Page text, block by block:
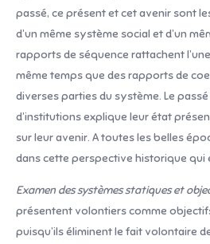
passé, ce présent et cet avenir sont
d’un même système social et d’un
rapports de séquence rattachent
même temps que des rapports de
diverses parties du système. Le
d’institutions explique leur état
sur leur avenir. A toutes les belles
dans cette perspective historique qui
Examen des systèmes statiques et
présentent volontiers comme
puisqu’ils éliminent le fait volontaire